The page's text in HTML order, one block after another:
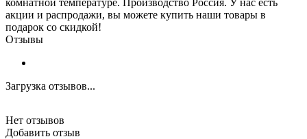
акции и распродажи, вы можете купить наши товары в
подарок со скидкой!
Отзывы
Загрузка отзывов...
Нет отзывов
Добавить отзыв